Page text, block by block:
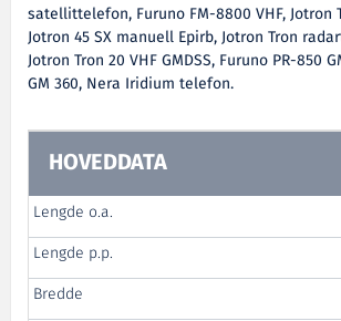
satellittelefon, Furuno FM-8800 VHF, Jotron
Jotron 45 SX manuell Epirb, Jotron Tron
Jotron Tron 20 VHF GMDSS, Furuno PR-850
GM 360, Nera Iridium telefon.
HOVEDDATA
Lengde o.a.
Lengde p.p.
Bredde